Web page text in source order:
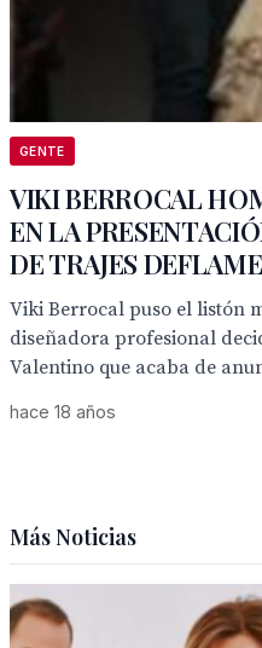
GENTE
VIKI BERROCAL
EN LA
DE TRAJES
Viki Berrocal puso el listón
diseñadora profesional
Valentino que acaba de
hace 18 años
Más Noticias